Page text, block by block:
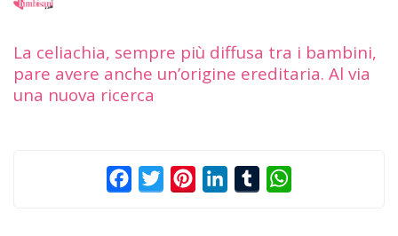
La celiachia, sempre più diffusa tra i bambini,
pare avere anche un’origine ereditaria. Al via
una nuova ricerca
FacebookTwitterPinterestLinkedInTumblr